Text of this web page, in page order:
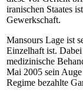
iranischen Staates
Gewerkschaft.
Mansours Lage ist
Einzelhaft ist.
medizinische
Mai 2005 sein
Regime bezahlte